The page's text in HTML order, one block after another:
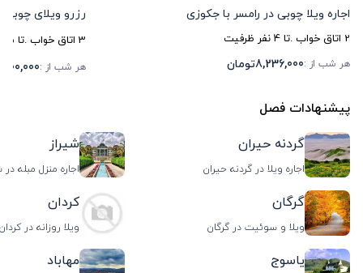
اجاره ویلا چوبی در رامسر با جکوزی
2 اتاق خواب .تا4نفر ظرفیت
هر شب از :8,236,000تومان
رزرو ویلای
3 اتاق خواب .تا 15
هر شب از :
پیشنهادات فصل
گردنه حیران
اجاره ویلا در گردنه حیران
گرگان
ویلا و سوئیت در گرگان
یاسوج
شیراز
اجاره منزل مبله در
کردان
ویلا روزانه در
مهاباد